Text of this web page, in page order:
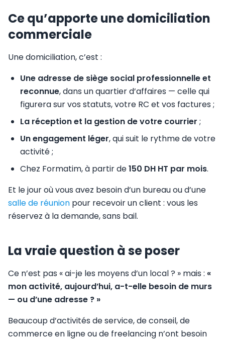
Ce qu’apporte une domiciliation
commerciale
Une domiciliation, c’est :
Une adresse de siège social professionnelle et
reconnue, dans un quartier d’affaires — celle qui
figurera sur vos statuts, votre RC et vos factures ;
La réception et la gestion de votre courrier ;
Un engagement léger, qui suit le rythme de votre
activité ;
Chez Formatim, à partir de150 DH HT par mois.
Et le jour où vous avez besoin d’un bureau ou d’une
salle de réunion pour recevoir un client : vous les
réservez à la demande, sans bail.
La vraie question à se poser
Ce n’est pas « ai-je les moyens d’un local ? » mais : «
mon activité, aujourd’hui, a-t-elle besoin de murs
— ou d’une adresse ? »
Beaucoup d’activités de service, de conseil, de
commerce en ligne ou de freelancing n’ont besoin